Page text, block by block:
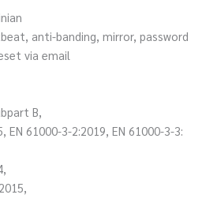
anti-banding, mirror, password
via email
B,
EN 61000-3-2:2019, EN 61000-3-3: